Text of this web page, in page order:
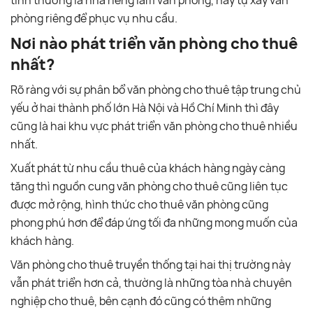
phòng riêng để phục vụ nhu cầu.
Nơi nào phát triển văn phòng cho thuê
nhất?
Rõ ràng với sự phân bổ văn phòng cho thuê tập trung chủ
yếu ở hai thành phố lớn Hà Nội và Hồ Chí Minh thì đây
cũng là hai khu vực phát triển văn phòng cho thuê nhiều
nhất.
Xuất phát từ nhu cầu thuê của khách hàng ngày càng
tăng thì nguồn cung văn phòng cho thuê cũng liên tục
được mở rộng, hình thức cho thuê văn phòng cũng
phong phú hơn để đáp ứng tối đa những mong muốn của
khách hàng.
Văn phòng cho thuê truyền thống tại hai thị trường này
vẫn phát triển hơn cả, thường là những tòa nhà chuyên
nghiệp cho thuê, bên cạnh đó cũng có thêm những